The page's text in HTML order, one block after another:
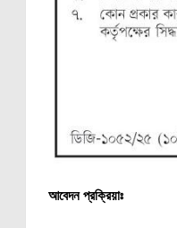
আবেদন প্রক্রিয়াঃ